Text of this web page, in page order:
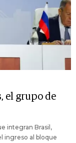
el grupo de
integran Brasil,
ingreso al bloque